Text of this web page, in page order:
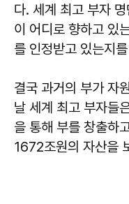
다. 세계 최고 부자
이 어디로 향하고 있
를 인정받고 있는지
결국 과거의 부가 자
날 세계 최고 부자들
을 통해 부를 창출하
1672조원의 자산을